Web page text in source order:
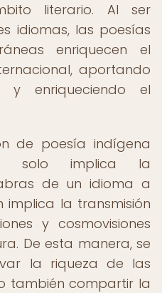
literario. Al ser
idiomas, las poesías
enriquecen el
aportando
y enriqueciendo el
de poesía indígena
solo implica la
de un idioma a
implica la transmisión
y cosmovisiones
De esta manera, se
la riqueza de las
también compartir la